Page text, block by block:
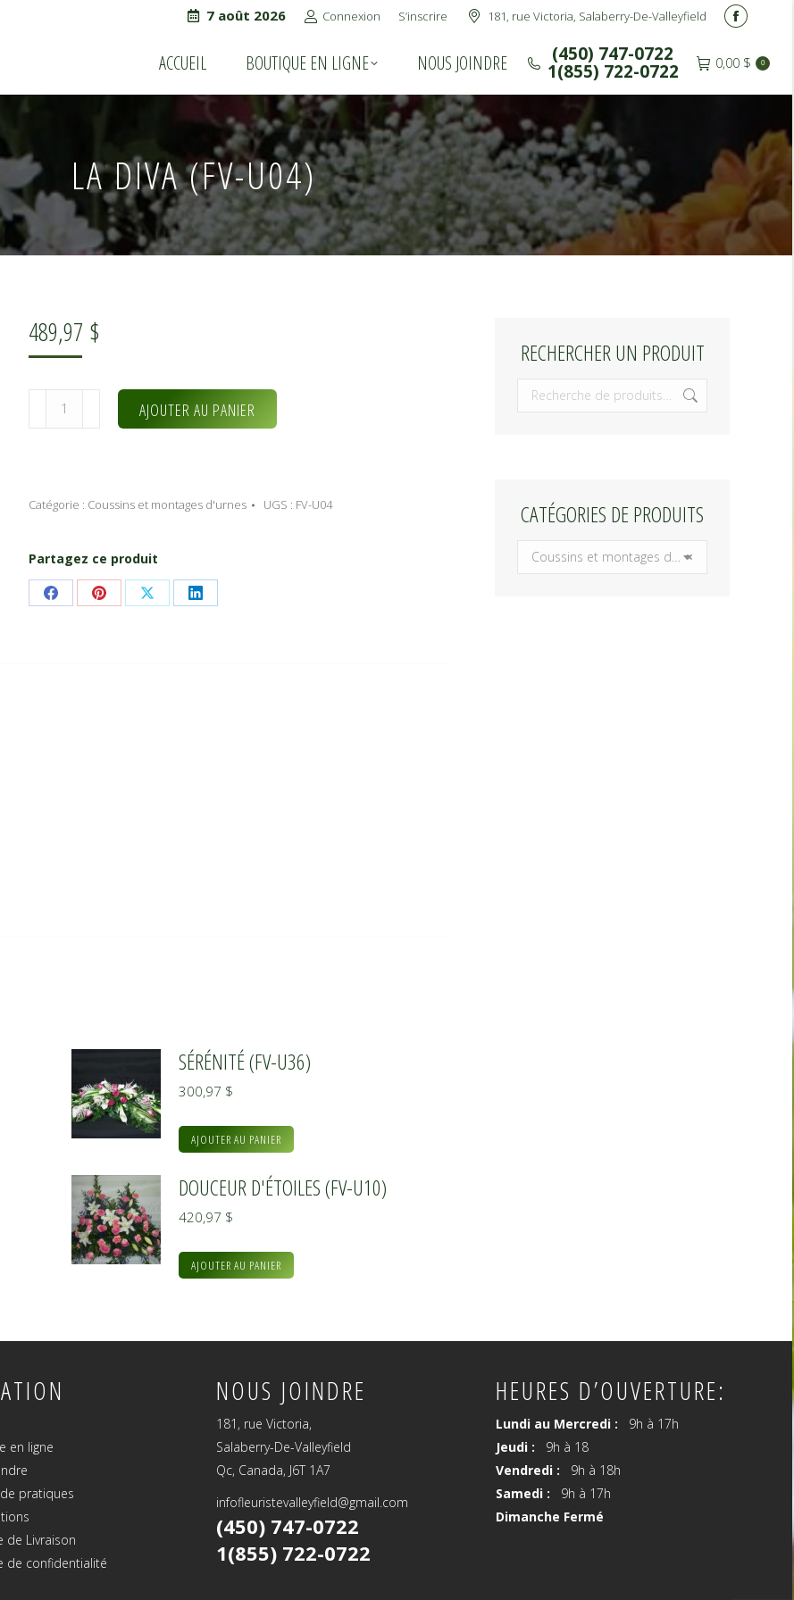
7 août 2026 Connexion S’inscrire 181, rue Victoria, Salaberry-De-Valleyfield
Facebook
opens
in
window
ACCUEIL BOUTIQUE EN LIGNE NOUS JOINDRE (450) 747-0722
1(855) 722-0722 0,00 $ 0
LA DIVA (FV-U04)
489,97 $
quantité
de
(FV-
AJOUTER AU PANIER
Catégorie : Coussins et montages d'urnes UGS : FV-U04
Partagez ce produit
Share Share Share Share
SÉRÉNITÉ (FV-U36)
300,97 $
AJOUTER AU PANIER
DOUCEUR D'ÉTOILES (FV-U10)
420,97 $
AJOUTER AU PANIER
RECHERCHER UN PRODUIT
CATÉGORIES DE PRODUITS
×
Coussins et montages d’urnes
en ligne
pratiques
de Livraison
de confidentialité
NOUS JOINDRE
181, rue Victoria,
Salaberry-De-Valleyfield
Qc, Canada, J6T 1A7
infofleuristevalleyfield@gmail.com
(450) 747-0722
1(855) 722-0722
HEURES D’OUVERTURE:
Lundi au Mercredi :
9h à 17h
Jeudi :
9h à 18
Vendredi :
9h à 18h
Samedi :
9h à 17h
Dimanche Fermé
ACCUEIL BOUTIQUE EN LIGNE NOUS JOINDRE (450) 747-0722 0,00$